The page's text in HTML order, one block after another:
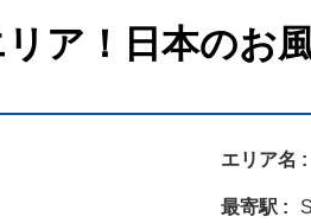
ア！日本のお
エリア名
最寄駅